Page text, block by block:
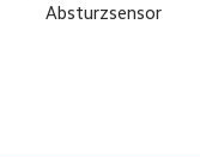
Absturzsensor